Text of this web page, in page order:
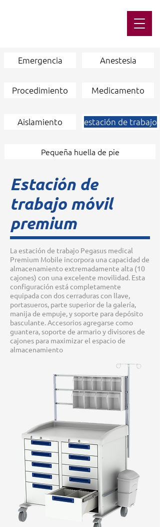
Emergencia Anestesia
Procedimiento Medicamento
Aislamiento estación de trabajo
Pequeña huella de pie
Estación de
trabajo móvil
premium
La estación de trabajo Pegasus medical
Premium Mobile incorpora una capacidad de
almacenamiento extremadamente alta (10
cajones) con una excelente movilidad. Esta
configuración está completamente
equipada con dos cerraduras con llave,
portasueros, parte superior de la galería,
manija de empuje, y soporte para depósito
basculante. Accesorios agregarse como
guantera, soporte de armario y divisores de
cajones para maximizar el espacio de
almacenamiento